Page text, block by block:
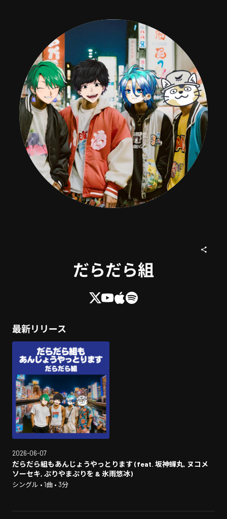
だらだら組
最新リリース
2026-06-07
だらだら組もあんじょうやっとります (feat. 坂神蟬丸, ヌコメ
ソーセキ, ぷりやまぷりを & 氷雨悠冰)
シングル • 1曲 • 3分